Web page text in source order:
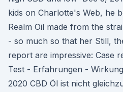
kids on Charlotte's Web, he
Realm Oil made from the
- so much so that her Still,
report are impressive: Case
Test - Erfahrungen -
2020 CBD Öl ist nicht